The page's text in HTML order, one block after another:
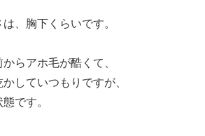
、胸下くらいです。
らアホ毛が酷くて、
していつもりですが、
です。